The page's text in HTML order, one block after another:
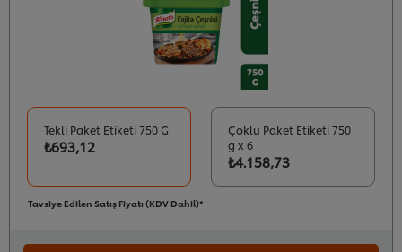
Tekli Paket Etiketi 750 G
₺693,12
Çoklu Paket Etiketi 750
g x 6
₺4.158,73
Tavsiye Edilen Satış Fiyatı (KDV Dahil)*